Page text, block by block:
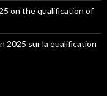
on the qualification of
2025 sur la qualification